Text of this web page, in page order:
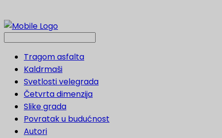
Tragom asfalta
Kaldrmaši
Svetlosti velegrada
Četvrta dimenzija
Slike grada
Povratak u budućnost
Autori